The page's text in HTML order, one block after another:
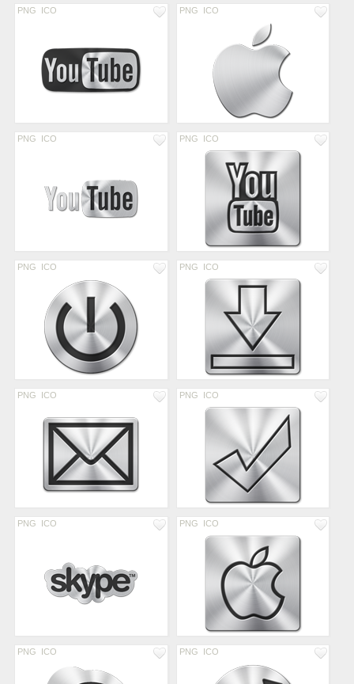
PNG ICO PNG ICO
PNG ICO PNG ICO
PNG ICO PNG ICO
PNG ICO PNG ICO
PNG ICO PNG ICO
PNG ICO PNG ICO